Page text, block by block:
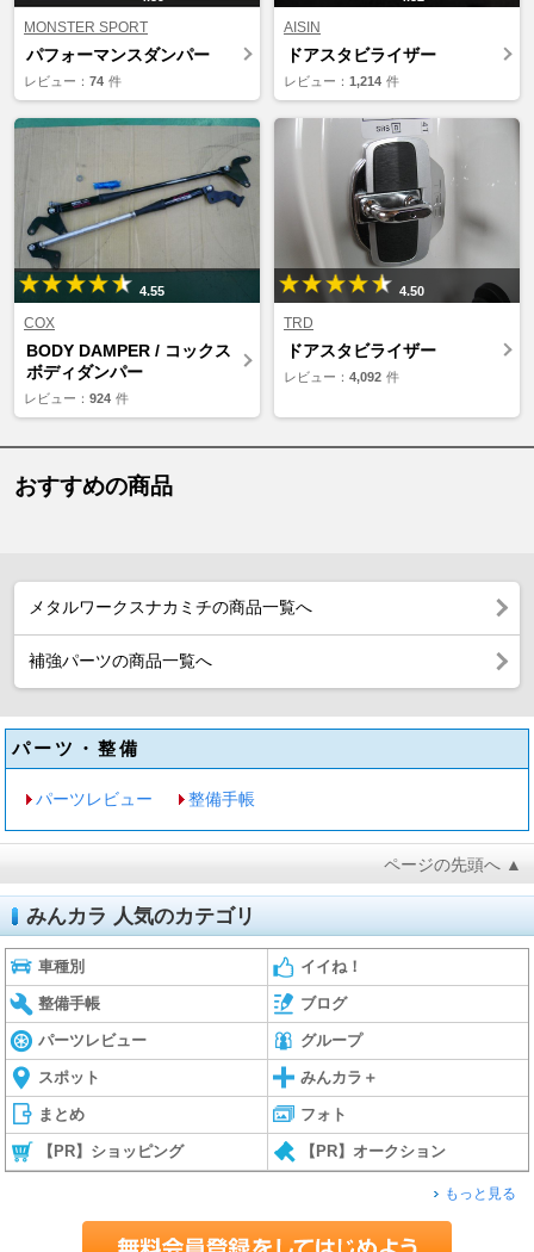
MONSTER SPORT
パフォーマンスダンパー
レビュー： 74 件
AISIN
ドアスタビライザー
レビュー： 1,214 件
4.55
COX
BODY DAMPER / コックス
ボディダンパー
レビュー： 924 件
4.50
TRD
ドアスタビライザー
レビュー： 4,092 件
おすすめの商品
メタルワークスナカミチの商品一覧へ
補強パーツの商品一覧へ
パーツ・整備
パーツレビュー 整備手帳
ページの先頭へ ▲
みんカラ 人気のカテゴリ
車種別 イイね！
整備手帳 ブログ
パーツレビュー グループ
スポット みんカラ＋
まとめ フォト
【PR】ショッピング 【PR】オークション
もっと見る